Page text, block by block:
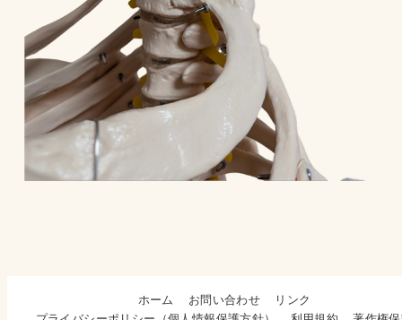
ホーム お問い合わせ
リンク